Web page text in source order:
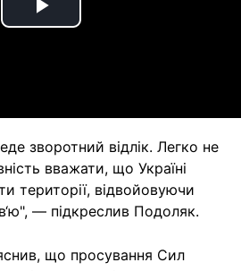
Play
зворотний відлік. Легко не
вважати, що Україні
території, відвойовуючи
— підкреслив Подоляк.
що просування Сил